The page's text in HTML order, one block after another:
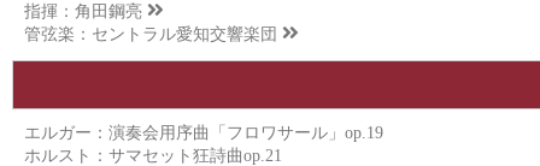
指揮： 角田鋼亮
管弦楽： セントラル愛知交響楽団
エルガー：演奏会用序曲「フロワサール」op.19
ホルスト：サマセット狂詩曲op.21